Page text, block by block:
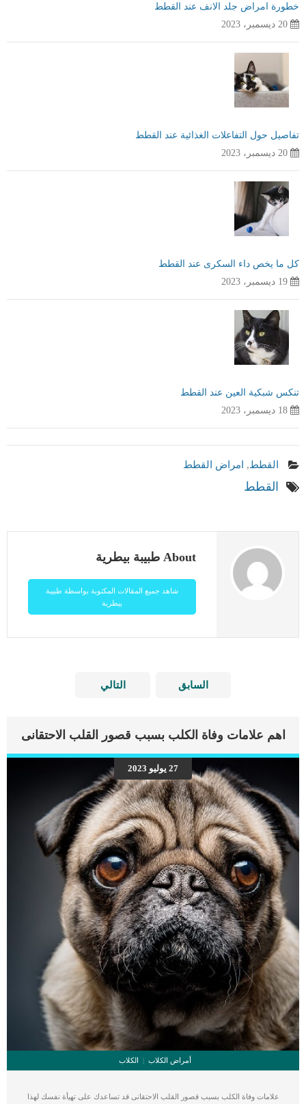
خطورة امراض جلد الانف عند القطط
20 ديسمبر، 2023
تفاصيل حول التفاعلات الغذائية عند القطط
20 ديسمبر، 2023
كل ما يخص داء السكرى عند القطط
19 ديسمبر، 2023
تنكس شبكية العين عند القطط
18 ديسمبر، 2023
القطط, امراض القطط
القطط
About طبيبة بيطرية
شاهد جميع المقالات المكتوبة بواسطة طبيبة
بيطرية
السابق التالي
اهم علامات وفاة الكلب بسبب قصور القلب الاحتقانى
27 يوليو 2023
أمراض الكلاب الكلاب
علامات وفاة الكلب بسبب قصور القلب الاحتقانى قد تساعدك على تهيأة نفسك لهذا